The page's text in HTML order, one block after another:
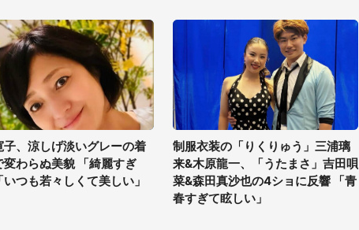
子、涼しげ淡いグレーの着
変わらぬ美貌 「綺麗すぎ
いつも若々しくて美しい」
制服衣装の「りくりゅう」三浦璃
来&木原龍一、「うたまさ」吉田唄
菜&森田真沙也の4ショに反響 「青
春すぎて眩しい」